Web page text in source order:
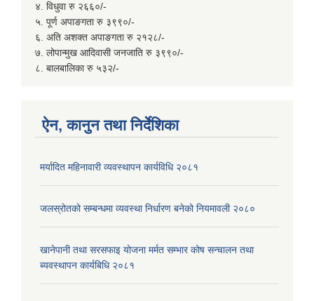
४. विधुवा रु २६६०/-
५. पूर्ण अपाङगता रु ३९९०/-
६. अति अशक्त अपाङगता रु २१२८/-
७. लोपान्मुख आदिवासी जनजाति रु ३९९०/-
८. बालबालिका रु ५३२/-
ऐन, कानुन तथा निर्देशिका
मर्यादित महिनावारी व्यवस्थापन कार्यविधि २०८१
जलस्रोतको सम्बन्धमा व्यवस्था निर्धारण बनेको नियमावली २०८०
खानेपानी तथा सरसफाइ योजना मर्मत सम्भार कोष सन्चालन तथा
ब्यवस्थापन कार्यबिधि २०८१